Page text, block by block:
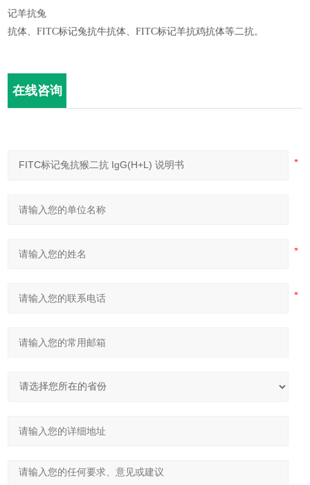
记羊抗兔
抗体、FITC标记兔抗牛抗体、FITC标记羊抗鸡抗体等二抗。
在线咨询